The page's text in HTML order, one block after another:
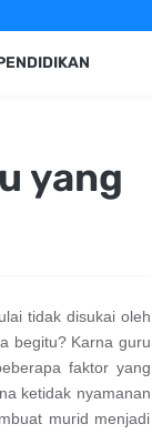
yang
tidak disukai oleh
begitu? Karna guru
faktor yang
ketidak nyamanan
murid menjadi